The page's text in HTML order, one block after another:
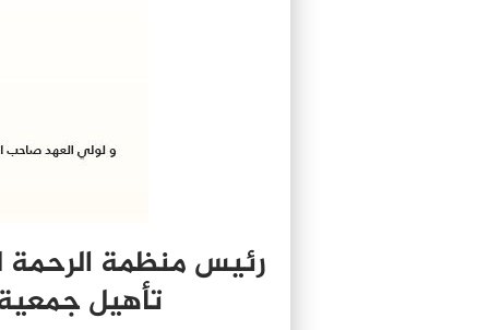
رئيس منظمة الرحمة
تأهيل